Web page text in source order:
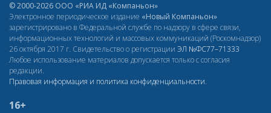
© 2000-2026 ООО «РИА ИД «Компаньон»
Электронное периодическое издание «Новый Компаньон»
зарегистрировано в Федеральной службе по надзору в сфере связи,
информационных технологий и массовых коммуникаций (Роскомнадзор)
26 октября 2017 г. Свидетельство о регистрации ЭЛ №ФС77–71333
Любое использование материалов допускается только с согласия
редакции.
Правовая информация и политика конфиденциальности.
16+